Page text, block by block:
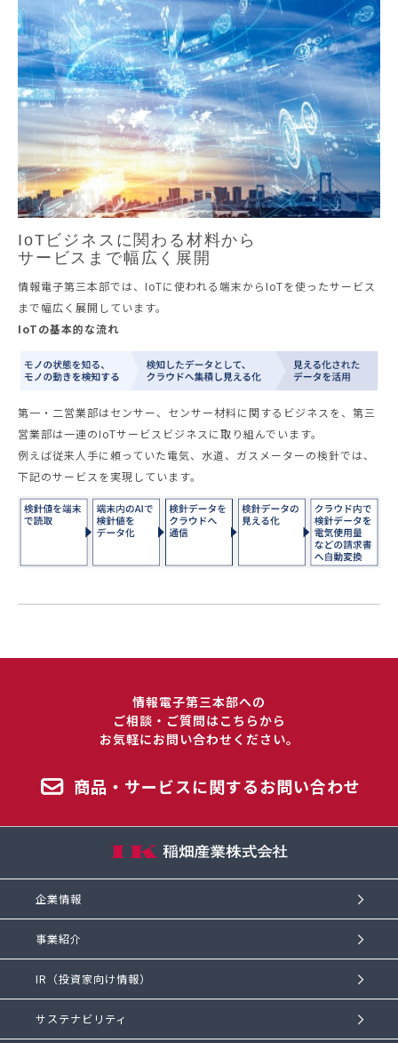
IoTビジネスに関わる材料から
サービスまで幅広く展開
情報電子第三本部では、IoTに使われる端末からIoTを使ったサービス
まで幅広く展開しています。
IoTの基本的な流れ
第一・二営業部はセンサー、センサー材料に関するビジネスを、第三
営業部は一連のIoTサービスビジネスに取り組んでいます。
例えば従来人手に頼っていた電気、水道、ガスメーターの検針では、
下記のサービスを実現しています。
情報電子第三本部への
ご相談・ご質問はこちらから
お気軽にお問い合わせください。
商品・サービスに関するお問い合わせ
企業情報
事業紹介
IR（投資家向け情報）
サステナビリティ